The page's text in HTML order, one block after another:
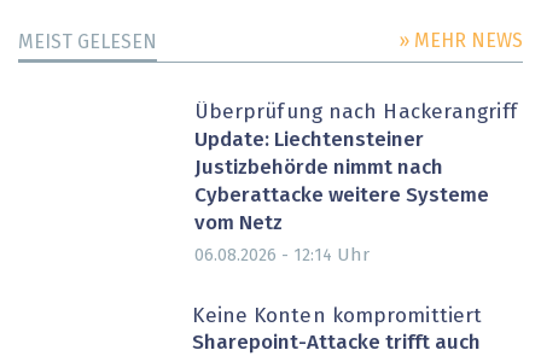
MEIST GELESEN » MEHR NEWS
Überprüfung nach Hackerangriff
Update: Liechtensteiner
Justizbehörde nimmt nach
Cyberattacke weitere Systeme
vom Netz
06.08.2026 - 12:14 Uhr
Keine Konten kompromittiert
Sharepoint-Attacke trifft auch